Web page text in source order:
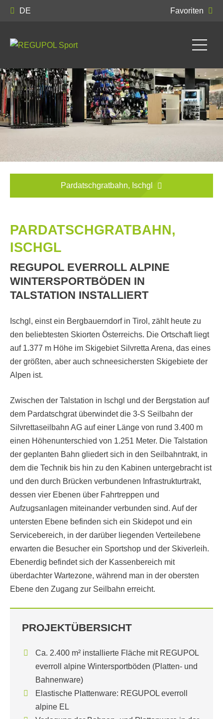
DE Favoriten
Pardatschgratbahn, Ischgl
PARDATSCHGRATBAHN,
ISCHGL
REGUPOL EVERROLL ALPINE
WINTERSPORTBÖDEN IN
TALSTATION INSTALLIERT
Ischgl, einst ein Bergbauerndorf in Tirol, zählt heute zu
den beliebtesten Skiorten Österreichs. Die Ortschaft liegt
auf 1.377 m Höhe im Skigebiet Silvretta Arena, das eines
der größten, aber auch schneesichersten Skigebiete der
Alpen ist.
Zwischen der Talstation in Ischgl und der Bergstation auf
dem Pardatschgrat überwindet die 3-S Seilbahn der
Silvrettaseilbahn AG auf einer Länge von rund 3.400 m
einen Höhenunterschied von 1.251 Meter. Die Talstation
der geplanten Bahn gliedert sich in den Seilbahntrakt, in
dem die Technik bis hin zu den Kabinen untergebracht ist
und den durch Brücken verbundenen Infrastrukturtrakt,
dessen vier Ebenen über Fahrtreppen und
Aufzugsanlagen miteinander verbunden sind. Auf der
untersten Ebene befinden sich ein Skidepot und ein
Servicebereich, in der darüber liegenden Verteilebene
erwarten die Besucher ein Sportshop und der Skiverleih.
Ebenerdig befindet sich der Kassenbereich mit
überdachter Wartezone, während man in der obersten
Ebene den Zugang zur Seilbahn erreicht.
PROJEKTÜBERSICHT
Ca. 2.400 m² installierte Fläche mit REGUPOL
everroll alpine Wintersportböden (Platten- und
Bahnenware)
Elastische Plattenware: REGUPOL everroll
alpine EL